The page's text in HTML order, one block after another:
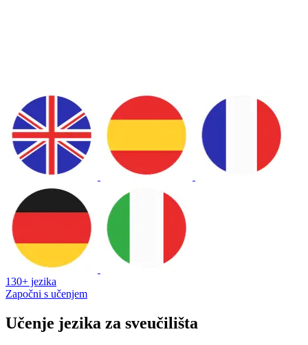
130+ jezika
Započni s učenjem
Učenje jezika za sveučilišta